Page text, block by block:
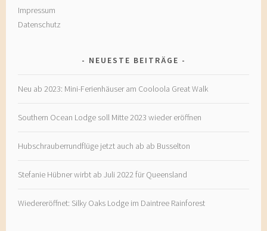
Impressum
Datenschutz
NEUESTE BEITRÄGE
Neu ab 2023: Mini-Ferienhäuser am Cooloola Great Walk
Southern Ocean Lodge soll Mitte 2023 wieder eröffnen
Hubschrauberrundflüge jetzt auch ab ab Busselton
Stefanie Hübner wirbt ab Juli 2022 für Queensland
Wiedereröffnet: Silky Oaks Lodge im Daintree Rainforest